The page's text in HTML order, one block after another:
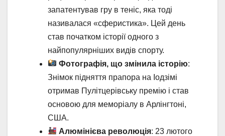
запатентував гру в теніс, яка тоді
називалася «сферистика». Цей день
став початком історії одного з
найпопулярніших видів спорту.
Фотографія, що змінила історію:
Знімок підняття прапора на Іодзімі
отримав Пулітцерівську премію і став
основою для меморіалу в Арлінгтоні,
США.
Алюмінієва революція: 23 лютого